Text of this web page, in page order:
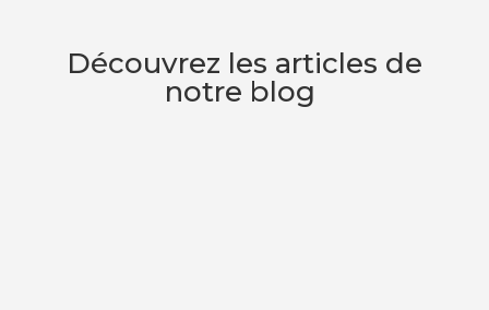
Découvrez les articles de
notre blog